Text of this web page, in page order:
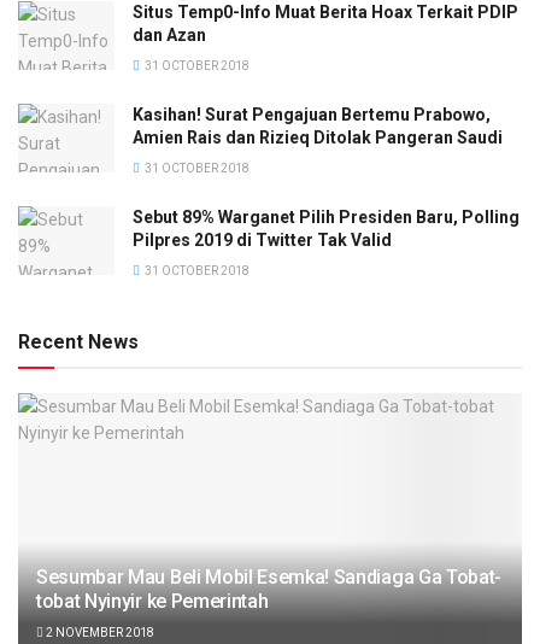
Situs Temp0-Info Muat Berita Hoax Terkait PDIP
dan Azan
31 OCTOBER 2018
Kasihan! Surat Pengajuan Bertemu Prabowo,
Amien Rais dan Rizieq Ditolak Pangeran Saudi
31 OCTOBER 2018
Sebut 89% Warganet Pilih Presiden Baru, Polling
Pilpres 2019 di Twitter Tak Valid
31 OCTOBER 2018
Recent News
Sesumbar Mau Beli Mobil Esemka! Sandiaga Ga Tobat-
tobat Nyinyir ke Pemerintah
2 NOVEMBER 2018